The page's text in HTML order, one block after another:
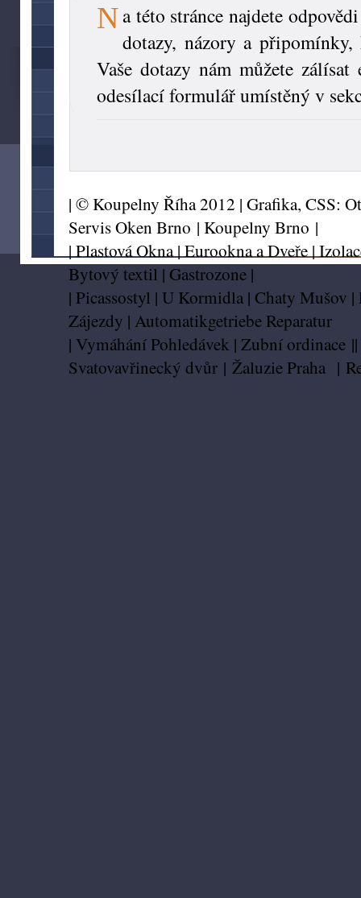
Na této stránce najdete
dotazy, názory a připomínky,
Vaše dotazy nám můžete zálísat
odesílací formulář umístěný v
| © Koupelny Říha 2012 | Grafika, CSS:
Servis Oken Brno | Koupelny Brno |
|Plastová Okna|Eurookna a Dveře|
Bytový textil | Gastrozone |
| Picassostyl | U Kormidla | Chaty Mušov |
Zájezdy | Automatikgetriebe Reparatur
| Vymáhání Pohledávek | Zubní ordinace ||
Svatovavřinecký dvůr | Žaluzie Praha |